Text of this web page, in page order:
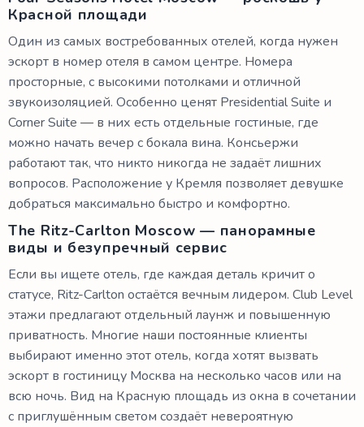
Красной площади
Один из самых востребованных отелей, когда нужен
эскорт в номер отеля в самом центре. Номера
просторные, с высокими потолками и отличной
звукоизоляцией. Особенно ценят Presidential Suite и
Corner Suite — в них есть отдельные гостиные, где
можно начать вечер с бокала вина. Консьержи
работают так, что никто никогда не задаёт лишних
вопросов. Расположение у Кремля позволяет девушке
добраться максимально быстро и комфортно.
The Ritz-Carlton Moscow — панорамные
виды и безупречный сервис
Если вы ищете отель, где каждая деталь кричит о
статусе, Ritz-Carlton остаётся вечным лидером. Club Level
этажи предлагают отдельный лаунж и повышенную
приватность. Многие наши постоянные клиенты
выбирают именно этот отель, когда хотят вызвать
эскорт в гостиницу Москва на несколько часов или на
всю ночь. Вид на Красную площадь из окна в сочетании
с приглушённым светом создаёт невероятную